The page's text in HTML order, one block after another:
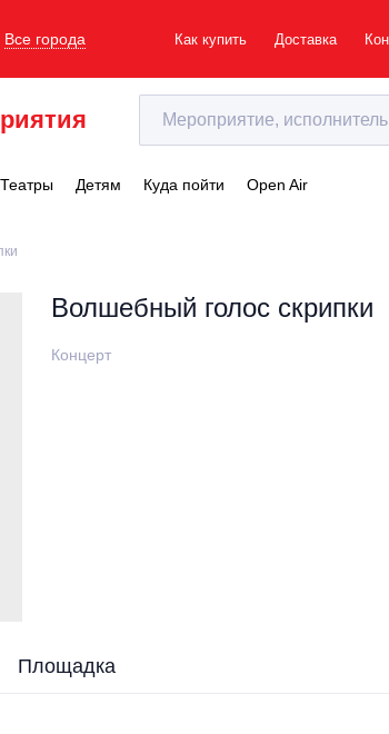
Все города Как купить Доставка
Театры Детям Куда пойти Open Air
Волшебный голос скрипки
Концерт
Площадка